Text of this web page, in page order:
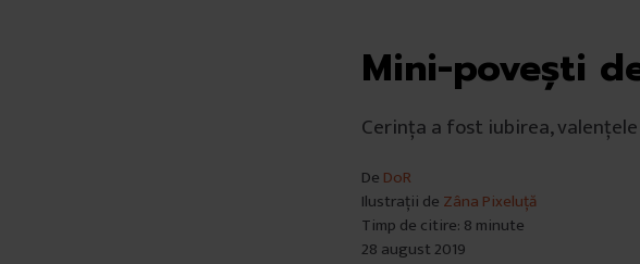
Mini-povești
Cerința a fost iubirea,
De DoR
Ilustrații de Zâna Pixeluță
Timp de citire: 8 minute
28 august 2019